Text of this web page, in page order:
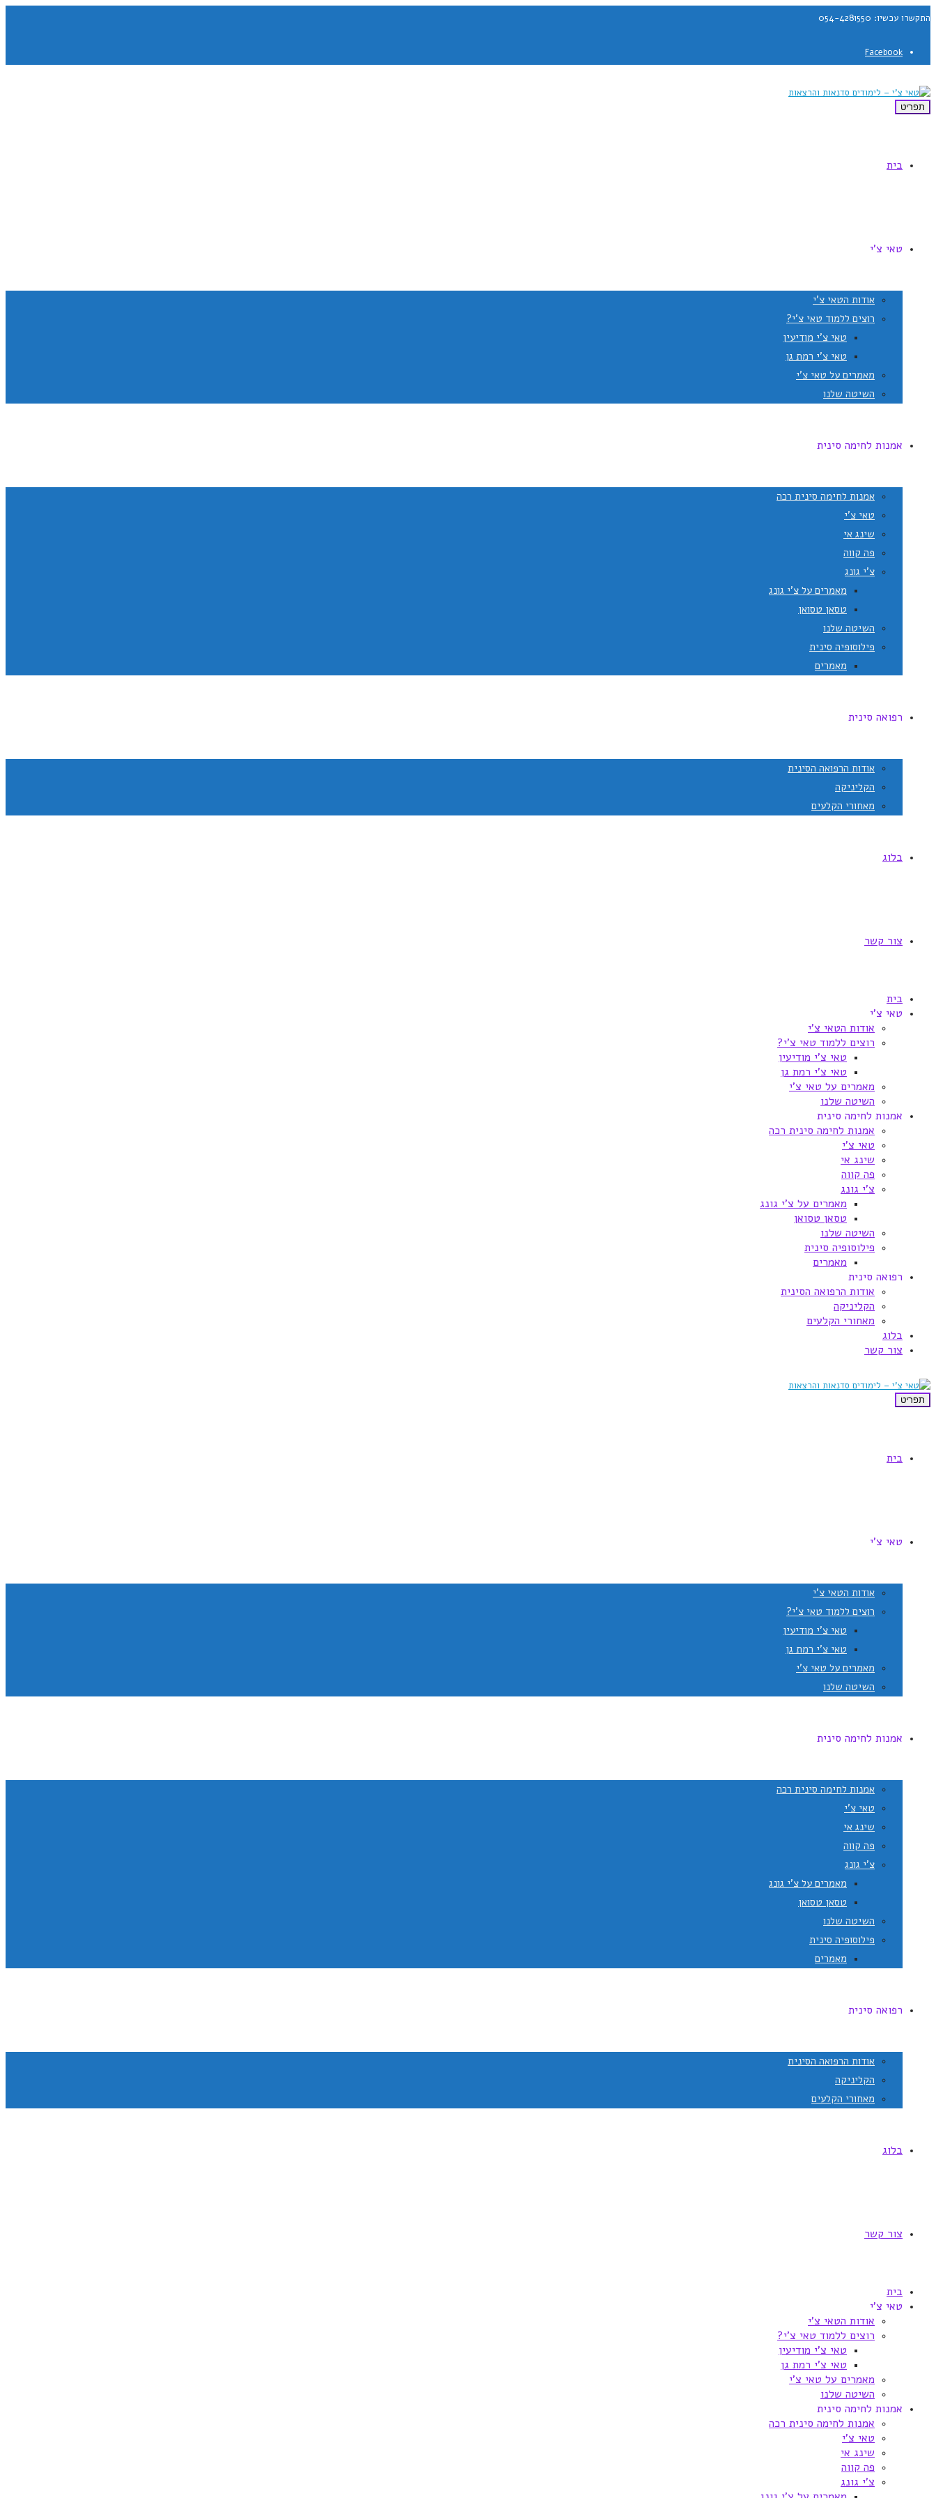
התקשרו עכשיו: 054-4281550
Facebook
תפריט
בית
טאי צ'י
אודות הטאי צ'י
רוצים ללמוד טאי צ'י?
טאי צ'י מודיעין
טאי צ'י רמת גן
מאמרים על טאי צ'י
השיטה שלנו
אמנות לחימה סינית
אמנות לחימה סינית רכה
טאי צ'י
שינג אי
פה קווה
צ'י גונג
מאמרים על צ'י גונג
טסאן טסואן
השיטה שלנו
פילוסופיה סינית
מאמרים
רפואה סינית
אודות הרפואה הסינית
הקליניקה
מאחורי הקלעים
בלוג
צור קשר
בית
טאי צ'י
אודות הטאי צ'י
רוצים ללמוד טאי צ'י?
טאי צ'י מודיעין
טאי צ'י רמת גן
מאמרים על טאי צ'י
השיטה שלנו
אמנות לחימה סינית
אמנות לחימה סינית רכה
טאי צ'י
שינג אי
פה קווה
צ'י גונג
מאמרים על צ'י גונג
טסאן טסואן
השיטה שלנו
פילוסופיה סינית
מאמרים
רפואה סינית
אודות הרפואה הסינית
הקליניקה
מאחורי הקלעים
בלוג
צור קשר
תפריט
בית
טאי צ'י
אודות הטאי צ'י
רוצים ללמוד טאי צ'י?
טאי צ'י מודיעין
טאי צ'י רמת גן
מאמרים על טאי צ'י
השיטה שלנו
אמנות לחימה סינית
אמנות לחימה סינית רכה
טאי צ'י
שינג אי
פה קווה
צ'י גונג
מאמרים על צ'י גונג
טסאן טסואן
השיטה שלנו
פילוסופיה סינית
מאמרים
רפואה סינית
אודות הרפואה הסינית
הקליניקה
מאחורי הקלעים
בלוג
צור קשר
בית
טאי צ'י
אודות הטאי צ'י
רוצים ללמוד טאי צ'י?
טאי צ'י מודיעין
טאי צ'י רמת גן
מאמרים על טאי צ'י
השיטה שלנו
אמנות לחימה סינית
אמנות לחימה סינית רכה
טאי צ'י
שינג אי
פה קווה
צ'י גונג